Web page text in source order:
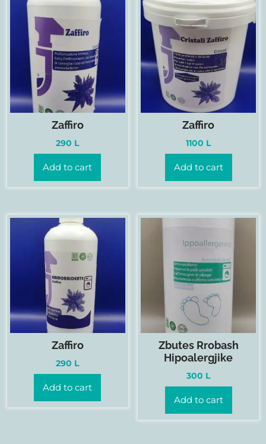
Zaffiro
290 L
Add to cart
Zaffiro
1100 L
Add to cart
Zaffiro
290 L
Add to cart
Zbutes Rrobash
Hipoalergjike
300 L
Add to cart